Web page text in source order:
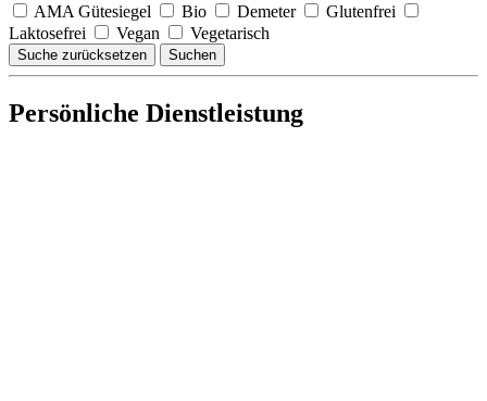
AMA Gütesiegel Bio Demeter
Glutenfrei
Laktosefrei
Vegan Vegetarisch
Suche zurücksetzen Suchen
Persönliche Dienstleistung